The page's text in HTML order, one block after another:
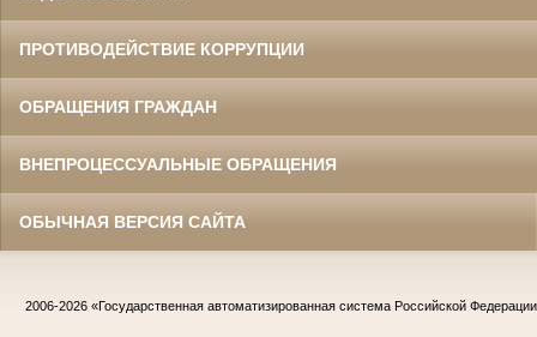
ПРОТИВОДЕЙСТВИЕ КОРРУПЦИИ
ОБРАЩЕНИЯ ГРАЖДАН
ВНЕПРОЦЕССУАЛЬНЫЕ ОБРАЩЕНИЯ
ОБЫЧНАЯ ВЕРСИЯ САЙТА
2006-2026 «Государственная автоматизированная система Российской